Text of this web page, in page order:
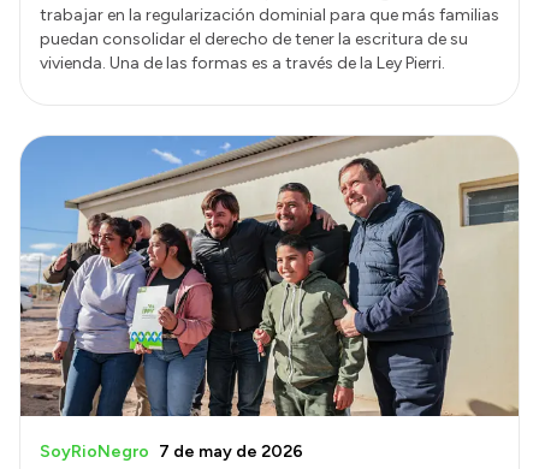
trabajar en la regularización dominial para que más familias
puedan consolidar el derecho de tener la escritura de su
vivienda. Una de las formas es a través de la Ley Pierri.
SoyRioNegro 7 de may de 2026